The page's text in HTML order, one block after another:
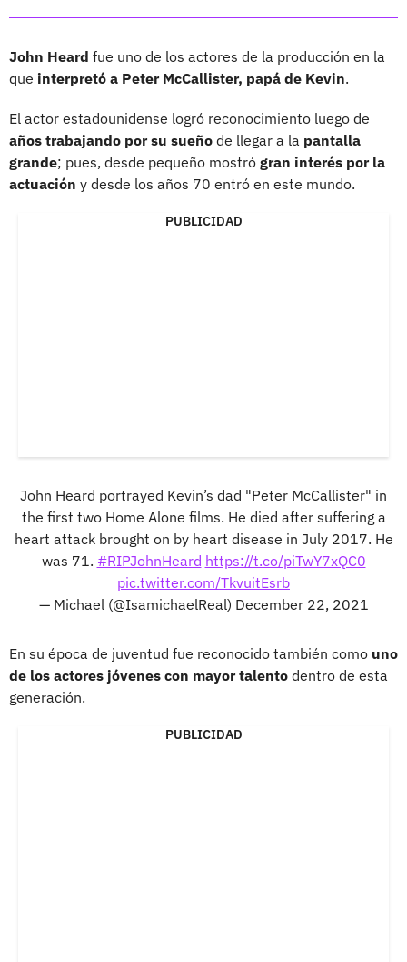
John Heard fue uno de los actores de la producción en la
que interpretó a Peter McCallister, papá de Kevin.
El actor estadounidense logró reconocimiento luego de
años trabajando por su sueño de llegar a la pantalla
grande; pues, desde pequeño mostró gran interés por la
actuación y desde los años 70 entró en este mundo.
PUBLICIDAD
John Heard portrayed Kevin’s dad "Peter McCallister" in
the first two Home Alone films. He died after suffering a
heart attack brought on by heart disease in July 2017. He
was 71. #RIPJohnHeard https://t.co/piTwY7xQC0
pic.twitter.com/TkvuitEsrb
— Michael (@IsamichaelReal) December 22, 2021
En su época de juventud fue reconocido también como uno
de los actores jóvenes con mayor talento dentro de esta
generación.
PUBLICIDAD